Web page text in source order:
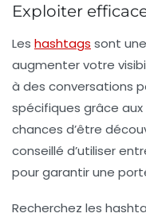
Exploiter
Les hashtags sont
augmenter votre
à des conversations
spécifiques grâce
chances d’être
conseillé d’utiliser
pour garantir une
Recherchez les